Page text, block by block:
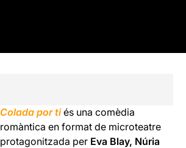
Colada por tiés una comèdia
romàntica en format de microteatre
protagonitzada per Eva Blay, Núria